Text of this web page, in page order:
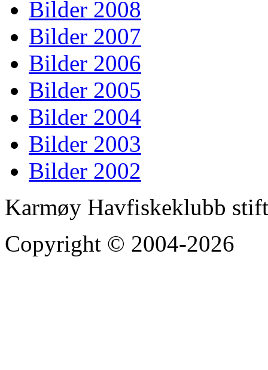
Bilder 2008
Bilder 2007
Bilder 2006
Bilder 2005
Bilder 2004
Bilder 2003
Bilder 2002
Karmøy Havfiskeklubb
Copyright © 2004-2026